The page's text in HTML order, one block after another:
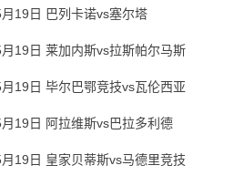
19日 巴列卡诺vs塞尔塔
19日 莱加内斯vs拉斯帕尔马斯
19日 毕尔巴鄂竞技vs瓦伦西亚
19日 阿拉维斯vs巴拉多利德
19日 皇家贝蒂斯vs马德里竞技